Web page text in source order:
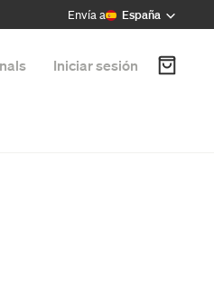
Envía a España
Iniciar sesión